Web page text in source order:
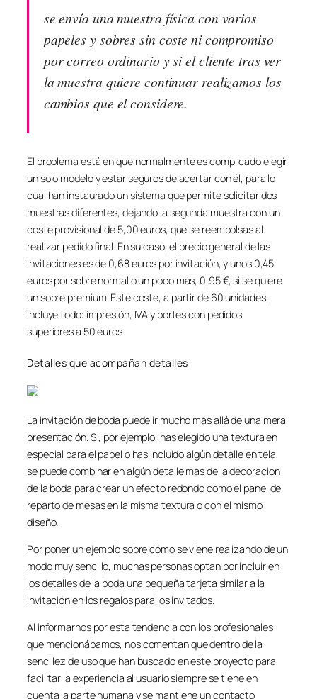
se envía una muestra física con varios
papeles y sobres sin coste ni compromiso
por correo ordinario y si el cliente tras ver
la muestra quiere continuar realizamos los
cambios que el considere.
El problema está en que normalmente es complicado elegir
un solo modelo y estar seguros de acertar con él, para lo
cual han instaurado un sistema que permite solicitar dos
muestras diferentes, dejando la segunda muestra con un
coste provisional de 5,00 euros, que se reembolsas al
realizar pedido final. En su caso, el precio general de las
invitaciones es de 0,68 euros por invitación, y unos 0,45
euros por sobre normal o un poco más, 0,95 €, si se quiere
un sobre premium. Este coste, a partir de 60 unidades,
incluye todo: impresión, IVA y portes con pedidos
superiores a 50 euros.
Detalles que acompañan detalles
La invitación de boda puede ir mucho más allá de una mera
presentación. Si, por ejemplo, has elegido una textura en
especial para el papel o has incluido algún detalle en tela,
se puede combinar en algún detalle más de la decoración
de la boda para crear un efecto redondo como el panel de
reparto de mesas en la misma textura o con el mismo
diseño.
Por poner un ejemplo sobre cómo se viene realizando de un
modo muy sencillo, muchas personas optan por incluir en
los detalles de la boda una pequeña tarjeta similar a la
invitación en los regalos para los invitados.
Al informarnos por esta tendencia con los profesionales
que mencionábamos, nos comentan que dentro de la
sencillez de uso que han buscado en este proyecto para
facilitar la experiencia al usuario siempre se tiene en
cuenta la parte humana y se mantiene un contacto